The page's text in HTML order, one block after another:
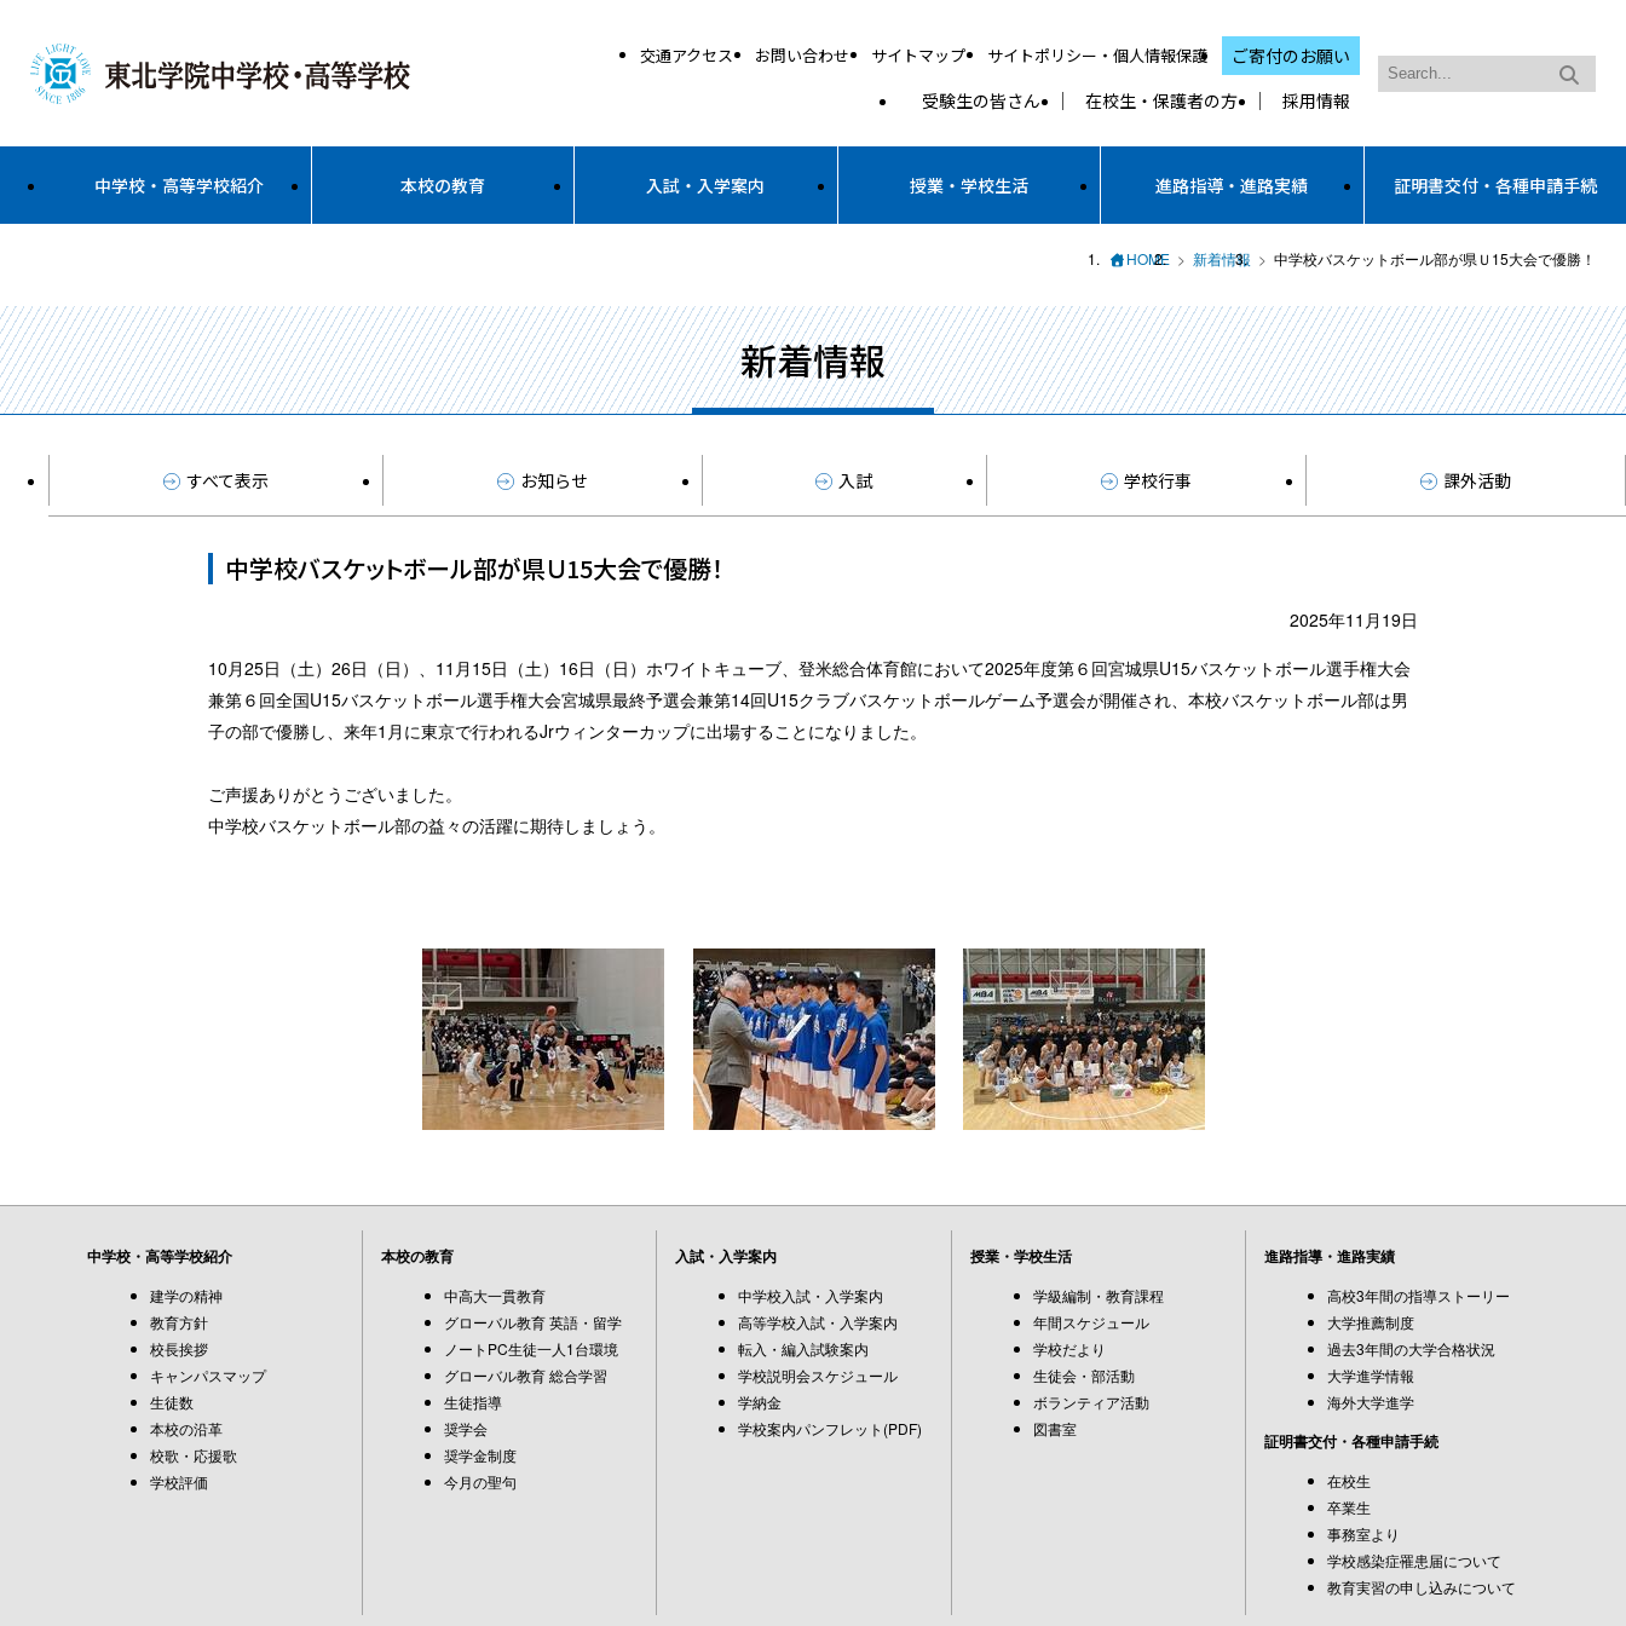
交通アクセス お問い合わせ サイトマップ サイトポリシー・個人情報保護
ご寄付のお願い
受験生の皆さん
在校生・保護者の方 採用情報
中学校・高等学校紹介 本校の教育 入試・入学案内 授業・学校生活 進路指導・進路実績 証明書交付・各種申請手続
HOME 新着情報 中学校バスケットボール部が県Ｕ15大会で優勝！
新着情報
すべて表示 お知らせ 入試 学校行事 課外活動
中学校バスケットボール部が県Ｕ15大会で優勝！
2025年11月19日
10月25日（土）26日（日）、11月15日（土）16日（日）ホワイトキューブ、登米総合体育館において2025年度第６回宮城県U15バスケットボール選手権大会
兼第６回全国U15バスケットボール選手権大会宮城県最終予選会兼第14回U15クラブバスケットボールゲーム予選会が開催され、本校バスケットボール部は男
子の部で優勝し、来年1月に東京で行われるJrウィンターカップに出場することになりました。
ご声援ありがとうございました。
中学校バスケットボール部の益々の活躍に期待しましょう。
中学校・高等学校紹介
建学の精神
教育方針
校長挨拶
キャンパスマップ
生徒数
本校の沿革
校歌・応援歌
学校評価
本校の教育
中高大一貫教育
グローバル教育 英語・留学
ノートPC生徒一人1台環境
グローバル教育 総合学習
生徒指導
奨学会
奨学金制度
今月の聖句
入試・入学案内
中学校入試・入学案内
高等学校入試・入学案内
転入・編入試験案内
学校説明会スケジュール
学納金
学校案内パンフレット(PDF)
授業・学校生活
学級編制・教育課程
年間スケジュール
学校だより
生徒会・部活動
ボランティア活動
図書室
進路指導・進路実績
高校3年間の指導ストーリー
大学推薦制度
過去3年間の大学合格状況
大学進学情報
海外大学進学
証明書交付・各種申請手続
在校生
卒業生
事務室より
学校感染症罹患届について
教育実習の申し込みについて